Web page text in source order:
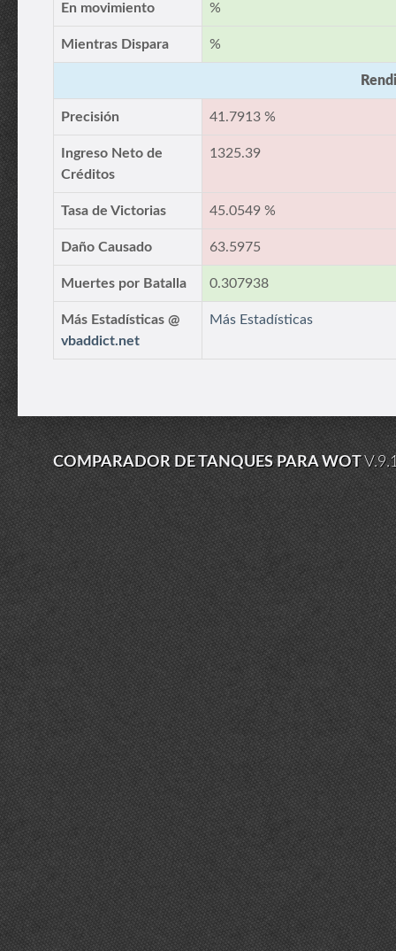
En movimiento %
Mientras Dispara %
Precisión 41.7913 %
Ingreso Neto de
Créditos
1325.39
Tasa de Victorias 45.0549 %
Daño Causado 63.5975
Muertes por Batalla 0.307938
Más Estadísticas @
vbaddict.net
Más Estadísticas
COMPARADOR DE TANQUES PARA WOT